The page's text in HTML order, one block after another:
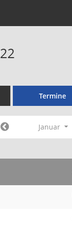
Termine
Januar